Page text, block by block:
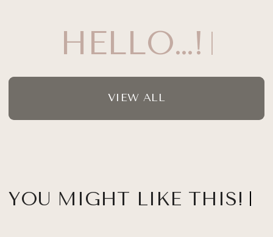
HELLO…!
VIEW ALL
YOU MIGHT LIKE THIS!